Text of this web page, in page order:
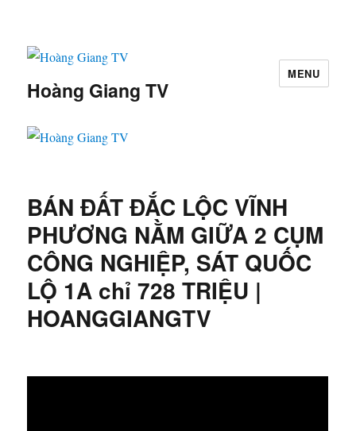
Hoàng Giang TV
MENU
BÁN ĐẤT ĐẮC LỘC VĨNH
PHƯƠNG NẰM GIỮA 2 CỤM
CÔNG NGHIỆP, SÁT QUỐC
LỘ 1A chỉ 728 TRIỆU |
HOANGGIANGTV